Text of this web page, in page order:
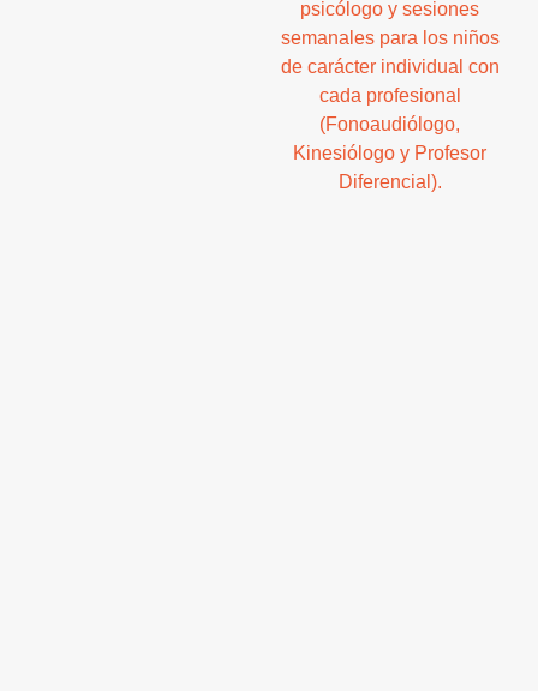
psicólogo y sesiones
semanales para los niños
de carácter individual con
cada profesional
(Fonoaudiólogo,
Kinesiólogo y Profesor
Diferencial).